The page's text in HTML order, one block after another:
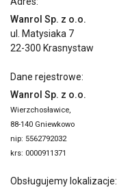
Wanrol Sp. z o.o.
ul. Matysiaka 7
22-300 Krasnystaw
Dane rejestrowe:
Wanrol Sp. z o.o.
Wierzchosławice,
88-140 Gniewkowo
nip: 5562792032
krs: 0000911371
Obsługujemy lokalizacje: